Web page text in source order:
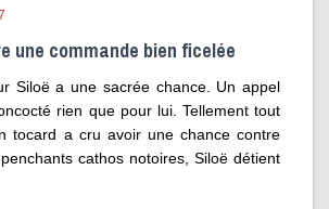
une commande bien ficelée
Siloë a une sacrée chance. Un appel
rien que pour lui. Tellement tout
tocard a cru avoir une chance contre
cathos notoires, Siloë détient